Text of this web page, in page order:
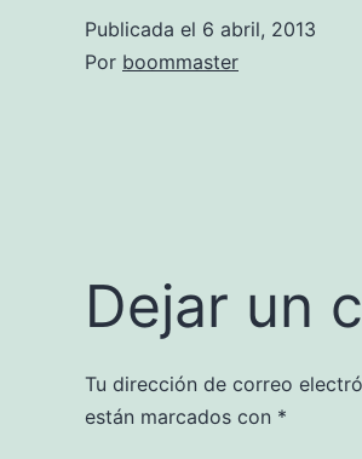
Publicada el 6 abril, 2013
Por boommaster
Dejar un
Tu dirección de correo
están marcados con *